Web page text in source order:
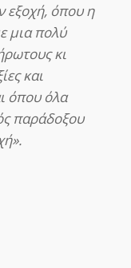
εξοχή, όπου η
μια πολύ
κι
και
όπου όλα
παράδοξου